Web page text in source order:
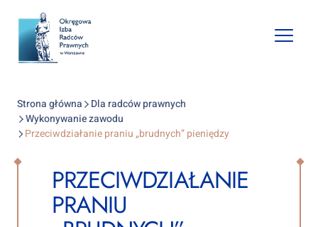
Open
Strona główna
Dla radców prawnych
Wykonywanie zawodu
Przeciwdziałanie praniu „brudnych” pieniędzy
PRZECIWDZIAŁANIE
PRANIU